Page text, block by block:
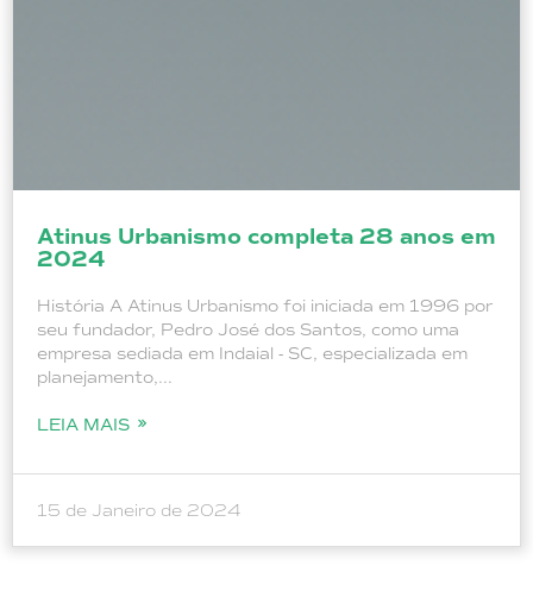
Atinus Urbanismo completa 28 anos em
2024
História A Atinus Urbanismo foi iniciada em 1996 por
seu fundador, Pedro José dos Santos, como uma
empresa sediada em Indaial - SC, especializada em
planejamento,...
LEIA MAIS
15 de Janeiro de 2024